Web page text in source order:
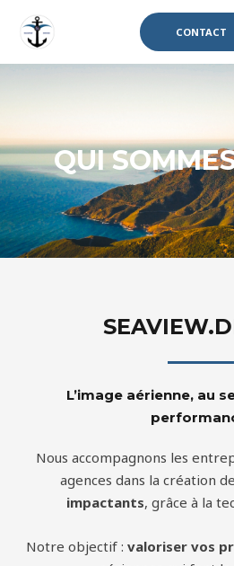
CONTACT
QUI
L’image aérienne, au
Nous accompagnons les
agences dans la création
impactants, grâce à la
Notre objectif : valoriser vos